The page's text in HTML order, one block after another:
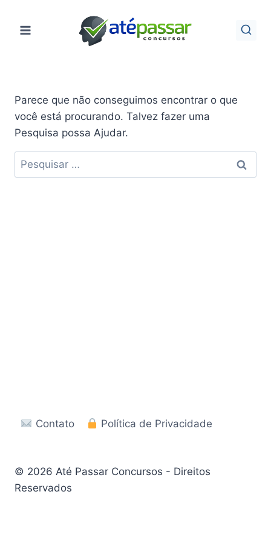
para
Parece que não conseguimos encontrar o que
você está procurando. Talvez fazer uma
Pesquisa possa Ajudar.
Pesquisar
por:
Contato Política de Privacidade
© 2026 Até Passar Concursos - Direitos
Reservados